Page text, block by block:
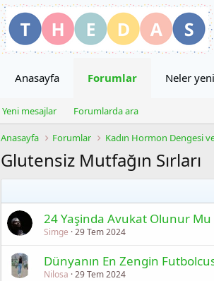
Anasayfa Forumlar Neler yeni
Yeni mesajlar Forumlarda ara
Anasayfa Forumlar Kadın Hormon Dengesi
Glutensiz Mutfağın Sırları
24 Yaşinda Avukat Olunur Mu
Simge 29 Tem 2024
Dünyanın En Zengin
Nilosa 29 Tem 2024